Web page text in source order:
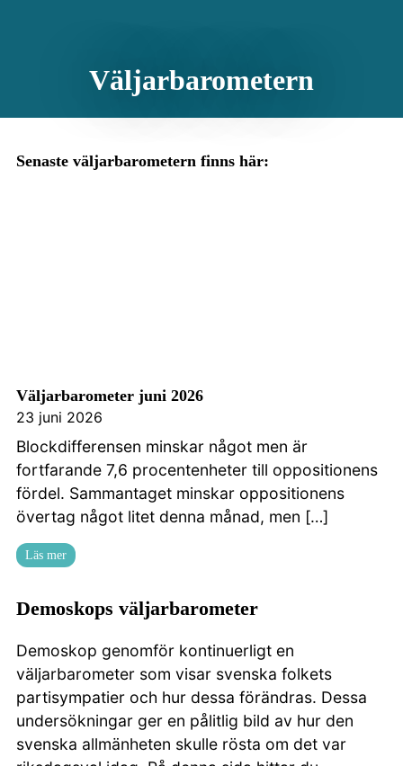
Väljarbarometern
Senaste väljarbarometern finns här:
Väljarbarometer juni 2026
23 juni 2026
Blockdifferensen minskar något men är
fortfarande 7,6 procentenheter till oppositionens
fördel. Sammantaget minskar oppositionens
övertag något litet denna månad, men […]
Läs mer
Demoskops väljarbarometer
Demoskop genomför kontinuerligt en
väljarbarometer som visar svenska folkets
partisympatier och hur dessa förändras. Dessa
undersökningar ger en pålitlig bild av hur den
svenska allmänheten skulle rösta om det var